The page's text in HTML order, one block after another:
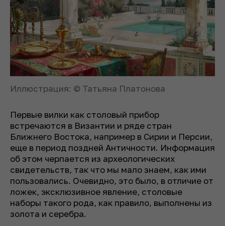
Иллюстрация: © Татьяна Платонова
Первые вилки как столовый прибор
встречаются в Византии и ряде стран
Ближнего Востока, например в Сирии и Персии,
еще в период поздней Античности. Информация
об этом черпается из археологических
свидетельств, так что мы мало знаем, как ими
пользовались. Очевидно, это было, в отличие от
ложек, эксклюзивное явление, столовые
наборы такого рода, как правило, выполнены из
золота и серебра.